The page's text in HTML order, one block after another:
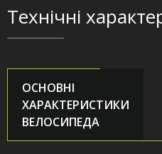
Технічні
ОСНОВНІ
ХАРАКТЕРИСТИКИ
ВЕЛОСИПЕДА